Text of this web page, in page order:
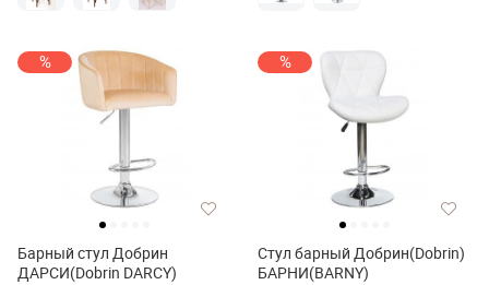
%
Барный стул Добрин
ДАРСИ(Dobrin DARCY)
%
Стул барный Добрин(Dobrin)
БАРНИ(BARNY)